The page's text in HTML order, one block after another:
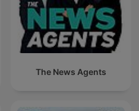
The News Agents